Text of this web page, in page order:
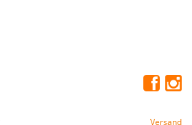
Versand